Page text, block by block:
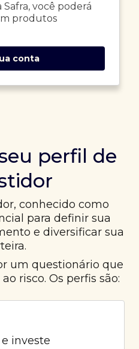
você poderá
produtos
conta
perfil de
conhecido como
para definir sua
e diversificar sua
um questionário que
risco. Os perfis são:
investe